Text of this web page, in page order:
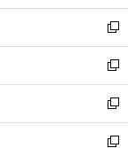
開
く
ウ
で
開
く
ン
ド
ウ
で
開
く
し
い
ウ
ィ
ン
ド
ウ
で
新
し
い
ウ
ィ
ン
ド
新
し
い
ウ
ィ
新
し
い